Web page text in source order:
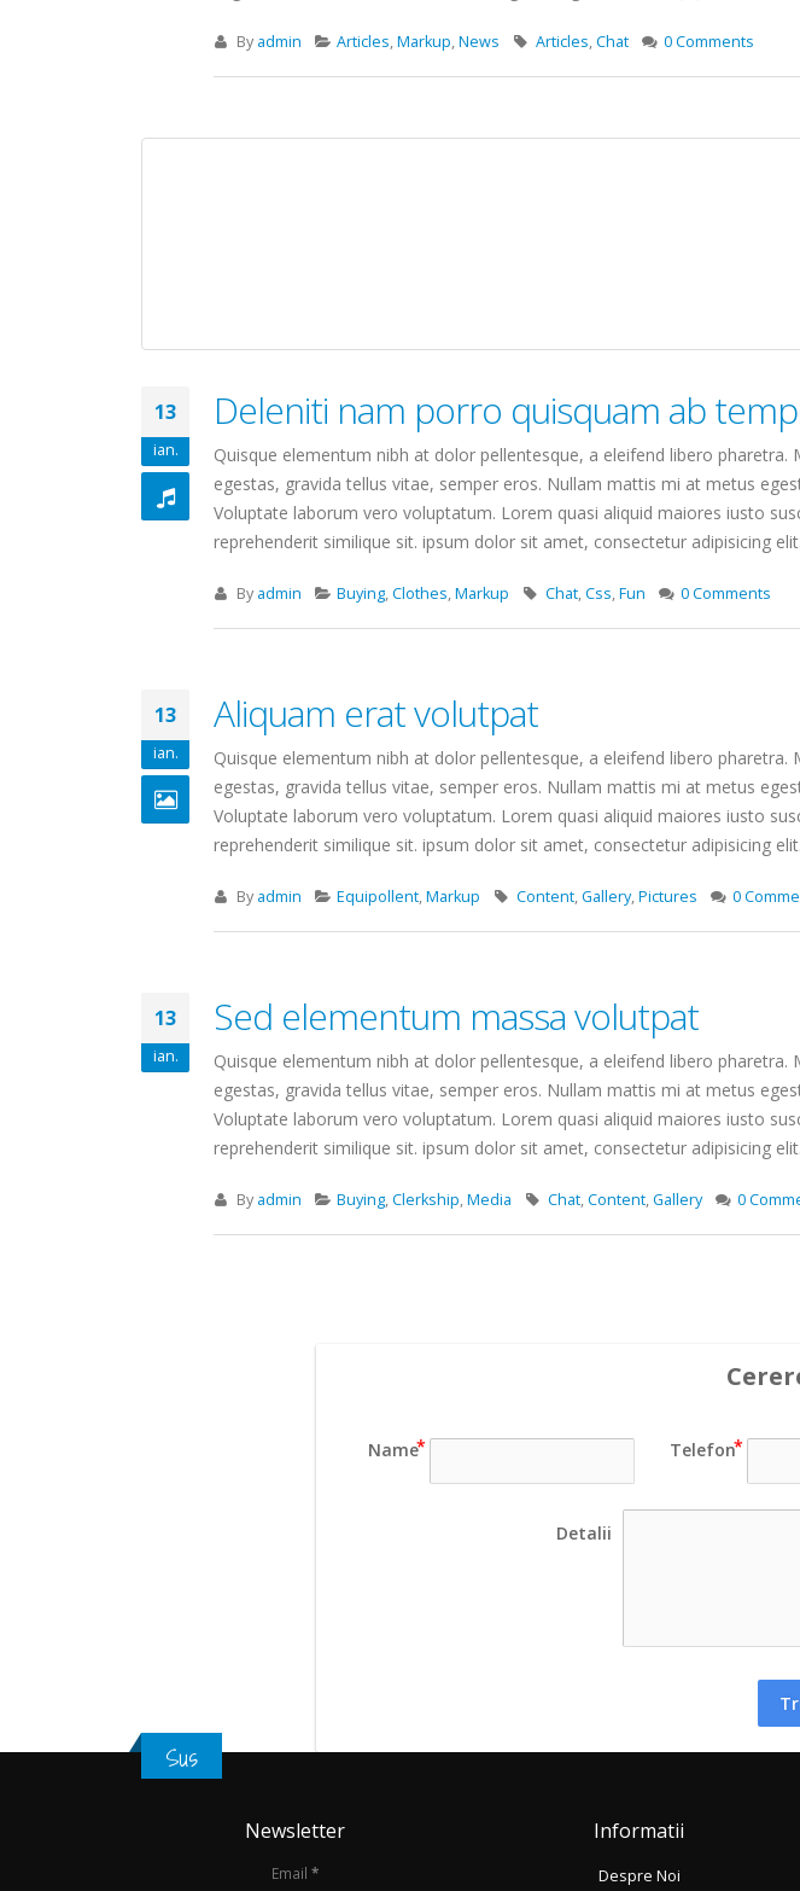
By admin Articles,Markup,News Articles,Chat 0 Comments
13
ian.
Deleniti nam porro quisquam ab
Quisque elementum nibh at dolor pellentesque, a eleifend libero
egestas, gravida tellus vitae, semper eros. Nullam mattis mi at metus
Voluptate laborum vero voluptatum. Lorem quasi aliquid maiores iusto
reprehenderit similique sit. ipsum dolor sit amet, consectetur adipisicing
By admin Buying,Clothes,Markup Chat,Css,Fun 0 Comments
13
ian.
Aliquam erat volutpat
Quisque elementum nibh at dolor pellentesque, a eleifend libero
egestas, gravida tellus vitae, semper eros. Nullam mattis mi at metus
Voluptate laborum vero voluptatum. Lorem quasi aliquid maiores iusto
reprehenderit similique sit. ipsum dolor sit amet, consectetur adipisicing
By admin Equipollent,Markup Content,Gallery,Pictures 0
13
ian.
Sed elementum massa volutpat
Quisque elementum nibh at dolor pellentesque, a eleifend libero
egestas, gravida tellus vitae, semper eros. Nullam mattis mi at metus
Voluptate laborum vero voluptatum. Lorem quasi aliquid maiores iusto
reprehenderit similique sit. ipsum dolor sit amet, consectetur adipisicing
By admin Buying,Clerkship,Media Chat,Content,Gallery 0
Name Telefon
Detalii
Sus
Newsletter
Email *
Informatii
Despre Noi